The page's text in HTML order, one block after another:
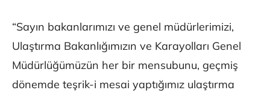
“Sayın bakanlarımızı ve genel müdürlerimizi,
Ulaştırma Bakanlığımızın ve Karayolları Genel
Müdürlüğümüzün her bir mensubunu, geçmiş
dönemde teşrik-i mesai yaptığımız ulaştırma